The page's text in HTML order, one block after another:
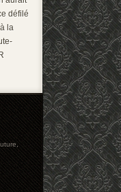
défilé
la
,